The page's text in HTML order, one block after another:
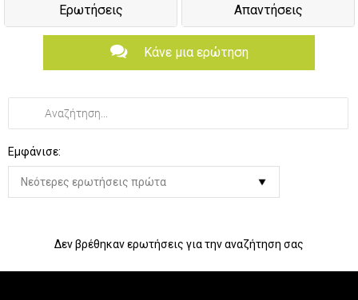
Ερωτήσεις Απαντήσεις
Κάνε μια ερώτηση
Εμφάνισε:
Δεν βρέθηκαν ερωτήσεις για την αναζήτηση σας